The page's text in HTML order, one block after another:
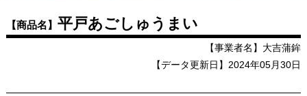
【商品名】 平戸あごしゅうまい
【事業者名】大吉蒲鉾
【データ更新日】2024年05月30日